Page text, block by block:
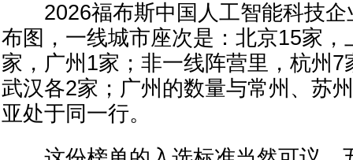
2026福布斯中国人工智能科技企
布图，一线城市座次是：北京15家，
家，广州1家；非一线阵营里，杭州7
武汉各2家；广州的数量与常州、苏
亚处于同一行。